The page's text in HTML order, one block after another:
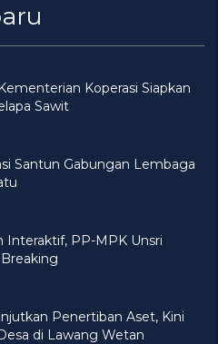
Koperasi Siapkan
Sawit
Santun Gabungan Lembaga
Interaktif, PP-MPK Unsri
Penertiban Aset, Kini
di Lawang Wetan